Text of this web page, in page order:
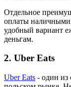
Отдельное
оплаты наличными
удобный вариант
деньгам.
2. Uber Eats
Uber Eats - один из